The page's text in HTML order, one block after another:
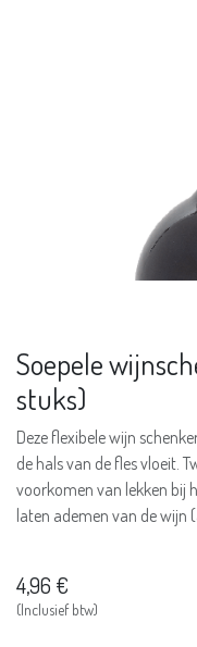
Soepele
stuks)
Deze flexibele wijn
de hals van de fles vloeit.
voorkomen van lekken bij
laten ademen van de wijn
4,96 €
(Inclusief btw)